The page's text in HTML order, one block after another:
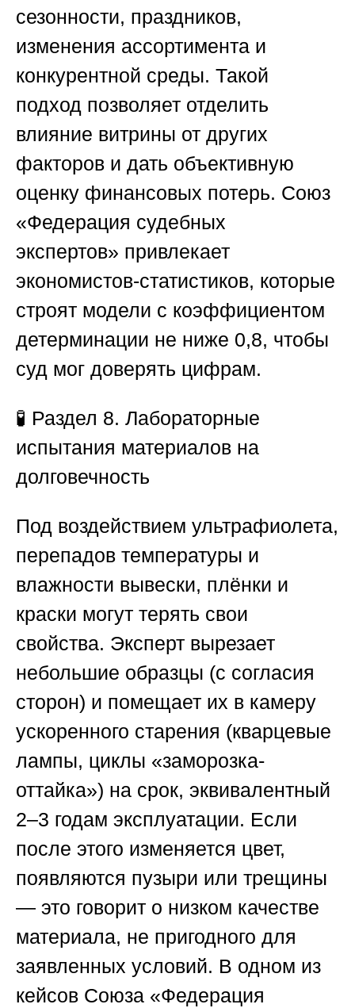
сезонности, праздников,
изменения ассортимента и
конкурентной среды. Такой
подход позволяет отделить
влияние витрины от других
факторов и дать объективную
оценку финансовых потерь. Союз
«Федерация судебных
экспертов» привлекает
экономистов-статистиков, которые
строят модели с коэффициентом
детерминации не ниже 0,8, чтобы
суд мог доверять цифрам.
🧪 Раздел 8. Лабораторные
испытания материалов на
долговечность
Под воздействием ультрафиолета,
перепадов температуры и
влажности вывески, плёнки и
краски могут терять свои
свойства. Эксперт вырезает
небольшие образцы (с согласия
сторон) и помещает их в камеру
ускоренного старения (кварцевые
лампы, циклы «заморозка-
оттайка») на срок, эквивалентный
2–3 годам эксплуатации. Если
после этого изменяется цвет,
появляются пузыри или трещины
— это говорит о низком качестве
материала, не пригодного для
заявленных условий. В одном из
кейсов Союза «Федерация